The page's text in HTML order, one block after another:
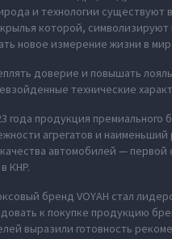
и технологии существуют
которой,
новое измерение жизни в
доверие и повышать
технические
года продукция
агрегатов и
автомобилей —
КНР.
бренд VOYAH стал
к покупке продукцию
выразили готовность